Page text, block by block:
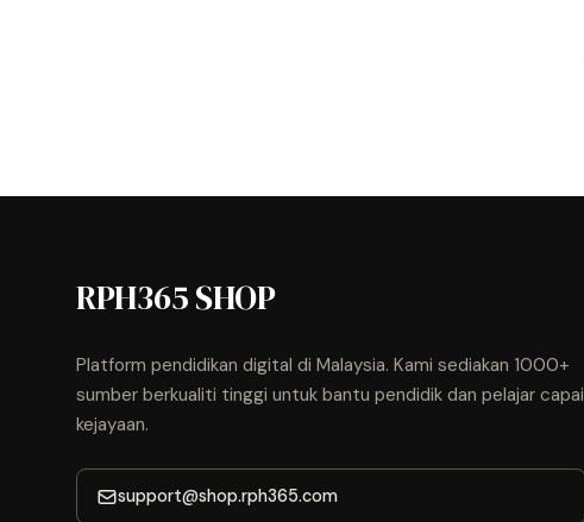
RPH365 SHOP
Platform pendidikan digital di Malaysia. Kami sediakan 1000+
sumber berkualiti tinggi untuk bantu pendidik dan pelajar capai
kejayaan.
support@shop.rph365.com